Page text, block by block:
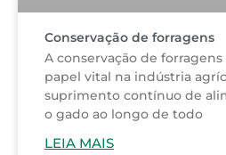
Conservação de forragens
A conservação de
papel vital na indústria
suprimento contínuo de
o gado ao longo de todo
LEIA MAIS